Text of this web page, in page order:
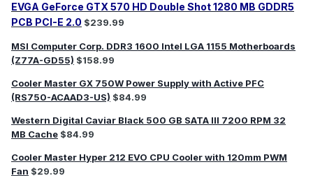
EVGA GeForce GTX 570 HD Double Shot 1280 MB GDDR5
PCB PCI-E 2.0 $239.99
MSI Computer Corp. DDR3 1600 Intel LGA 1155 Motherboards
(Z77A-GD55) $158.99
Cooler Master GX 750W Power Supply with Active PFC
(RS750-ACAAD3-U​S) $84.99
Western Digital Caviar Black 500 GB SATA III 7200 RPM 32
MB Cache $84.99
Cooler Master Hyper 212 EVO CPU Cooler with 120mm PWM
Fan $29.99